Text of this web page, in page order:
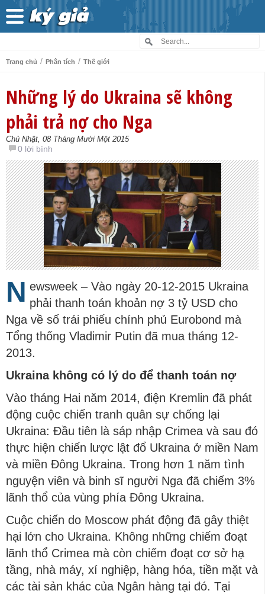
Trang chủ / Phân tích / Thế giới
Những lý do Ukraina sẽ không
phải trả nợ cho Nga
Chủ Nhật, 08 Tháng Mười Một 2015
0 lời bình
N ewsweek – Vào ngày 20-12-2015 Ukraina
phải thanh toán khoản nợ 3 tỷ USD cho
Nga về số trái phiếu chính phủ Eurobond mà
Tổng thống Vladimir Putin đã mua tháng 12-
2013.
Ukraina không có lý do để thanh toán nợ
Vào tháng Hai năm 2014, điện Kremlin đã phát
động cuộc chiến tranh quân sự chống lại
Ukraina: Đầu tiên là sáp nhập Crimea và sau đó
thực hiện chiến lược lật đổ Ukraina ở miền Nam
và miền Đông Ukraina. Trong hơn 1 năm tình
nguyện viên và binh sĩ người Nga đã chiếm 3%
lãnh thổ của vùng phía Đông Ukraina.
Cuộc chiến do Moscow phát động đã gây thiệt
hại lớn cho Ukraina. Không những chiếm đoạt
lãnh thổ Crimea mà còn chiếm đoạt cơ sở hạ
tầng, nhà máy, xí nghiệp, hàng hóa, tiền mặt và
các tài sản khác của Ngân hàng tại đó. Tại